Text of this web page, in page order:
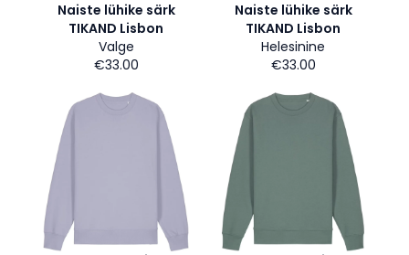
Naiste lühike särk
TIKAND Lisbon
Valge
€33.00
Naiste lühike särk
TIKAND Lisbon
Helesinine
€33.00